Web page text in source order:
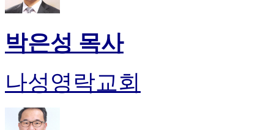
박은성 목사
나성영락교회